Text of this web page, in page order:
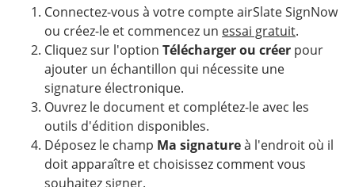
Connectez-vous à votre compte airSlate SignNow
ou créez-le et commencez un essai gratuit.
Cliquez sur l'option Télécharger ou créer pour
ajouter un échantillon qui nécessite une
signature électronique.
Ouvrez le document et complétez-le avec les
outils d'édition disponibles.
Déposez le champ Ma signatureà l'endroit où il
doit apparaître et choisissez comment vous
souhaitez signer.